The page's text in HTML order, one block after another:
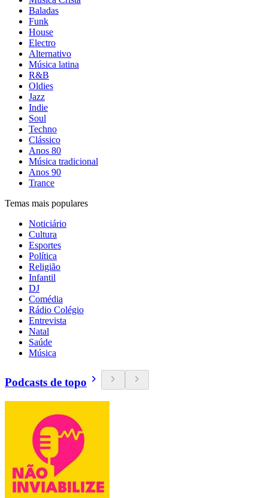
Baladas
Funk
House
Electro
Alternativo
Música latina
R&B
Oldies
Jazz
Indie
Soul
Techno
Clássico
Anos 80
Música tradicional
Anos 90
Trance
Temas mais populares
Noticiário
Cultura
Esportes
Política
Religião
Infantil
DJ
Comédia
Rádio Colégio
Entrevista
Natal
Saúde
Música
Podcasts de topo